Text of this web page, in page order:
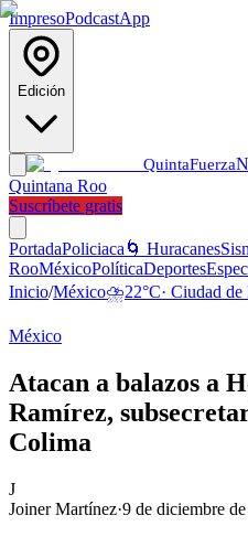
ImpresoPodcastApp
Edición
QuintaFuerza
Quintana Roo
Suscríbete gratis
PortadaPoliciaca 🌀 Huracanes
RooMéxicoPolíticaDeportes
Inicio/México⛈️22°C· Ciudad
México
Atacan a balazos a
Ramírez,
Colima
J
Joiner Martínez·9 de diciembre